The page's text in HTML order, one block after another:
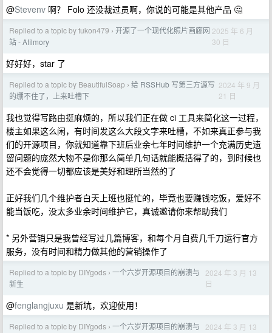
@Stevenv 啊？ Folo 还没裁过员啊，你说的可能是其他产品 🤔
Replied to a topic by tukon479 › 开源了一个现代化照片画廊网
站 - Afilmory
2025 年 6 月
30 日
好好好，star 了
Replied to a topic by BeautifulSoap › 给 RSSHub 写第三方源写
的绷不住了，上来吐槽下
2024 年 9 月
21 日
我也觉得写路由挺麻烦的，所以我们正在做 ci 工具来简化这一过程，
楼主如果这么闲，有时间发这么大段文字来吐槽，不如来真正参与我
们的开源项目，你就知道靠下班后业余七年时间维护一个充满历史遗
留问题的庞然大物不是你那么简单几句话就能概括得了的，到时候也
还不会觉得一切都应该是美好和理所当然的了
正好我们几个维护者白天上班也挺忙的，毕竟也要赚钱吃饭，爱好不
能当饭吃，没太多业余时间维护它，真诚邀请你来帮助我们
* 另外营销只是我曾经写过几篇博客，和每个月自费几千刀运行官方
服务，没有时间和精力做其他的营销操作了
Replied to a topic by DIYgods › 一个六岁开源项目的崩溃与
新生
2024 年 3 月 13
日
@fenglangjuxu 是新坑，欢迎使用！
Replied to a topic by DIYgods › 一个六岁开源项目的崩溃与
2024 年 3 月 13